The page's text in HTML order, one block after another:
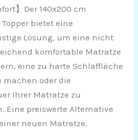
】Der 140x200 cm
bietet eine
Lösung, um eine nicht
komfortable Matratze
eine zu harte Schlaffläche
machen oder die
Ihrer Matratze zu
Eine preiswerte Alternative
neuen Matratze.